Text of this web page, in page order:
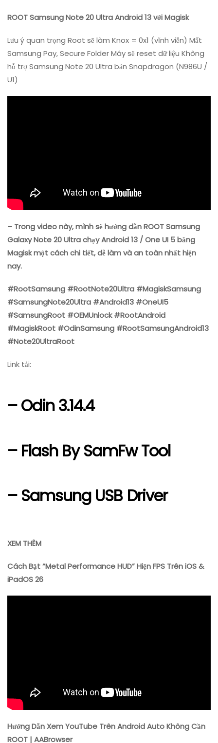
Note
Ultra
Android
Với
Magisk
ROOT Samsung Note 20 Ultra Android 13 với Magisk
Lưu ý quan trọng Root sẽ làm Knox = 0x1 (vĩnh viễn) Mất
Samsung Pay, Secure Folder Máy sẽ reset dữ liệu Không
hỗ trợ Samsung Note 20 Ultra bản Snapdragon (N986U /
U1)
– Trong video này, mình sẽ hướng dẫn ROOT Samsung
Galaxy Note 20 Ultra chạy Android 13 / One UI 5 bằng
Magisk một cách chi tiết, dễ làm và an toàn nhất hiện
nay.
#RootSamsung #RootNote20Ultra #MagiskSamsung
#SamsungNote20Ultra #Android13 #OneUI5
#SamsungRoot #OEMUnlock #RootAndroid
#MagiskRoot #OdinSamsung #RootSamsungAndroid13
#Note20UltraRoot
Link tải:
– Odin 3.14.4
– Flash By SamFw Tool
– Samsung USB Driver
XEM THÊM
Cách Bật “Metal Performance HUD” Hiện FPS Trên iOS &
iPadOS 26
Hướng Dẫn Xem YouTube Trên Android Auto Không Cần
ROOT | AABrowser